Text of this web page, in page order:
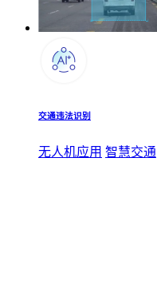
交通违法识别
无人机应用 智慧交通